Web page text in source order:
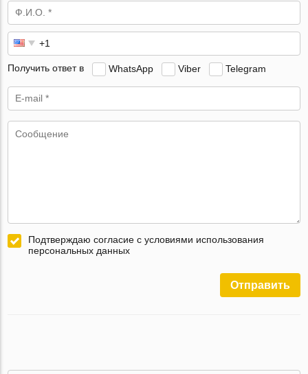
Получить ответ в WhatsApp Viber Telegram
Подтверждаю согласие с условиями использования
персональных данных
Отправить